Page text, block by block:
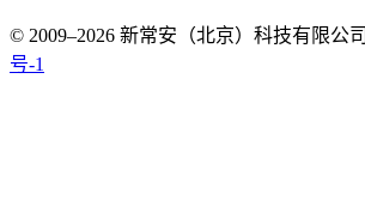
© 2009–2026 新常安（北京）科技有限公司
号-1